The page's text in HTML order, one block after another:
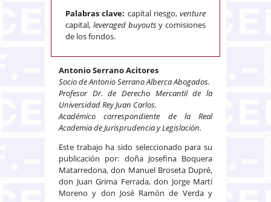
Palabras clave: capital riesgo, venture
capital, leveraged buyoutsy comisiones
de los fondos.
Antonio Serrano Acitores
Socio de Antonio Serrano Alberca Abogados.
Profesor Dr. de Derecho Mercantil de la
Universidad Rey Juan Carlos.
Académico correspondiente de la Real
Academia de Jurisprudencia y Legislación.
Este trabajo ha sido seleccionado para su
publicación por: doña Josefina Boquera
Matarredona, don Manuel Broseta Dupré,
don Juan Grima Ferrada, don Jorge Martí
Moreno y don José Ramón de Verda y